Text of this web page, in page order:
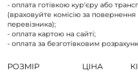
- оплата готівкою кур'єру або
(враховуйте комісію за
перевізника);
- оплата картою на сайті;
- оплата за безготівковим
РОЗМІР ЦІНА